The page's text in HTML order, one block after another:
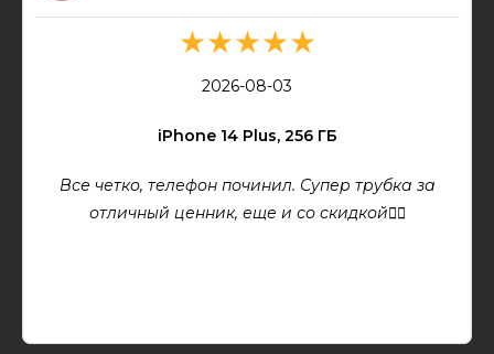
★★★★★
2026-08-03
iPhone 14 Plus, 256 ГБ
Все четко, телефон починил. Супер трубка за
отличный ценник, еще и со скидкой👍🏻